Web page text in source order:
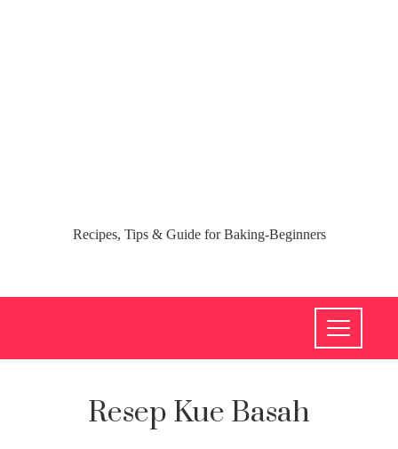
Recipes, Tips & Guide for Baking-Beginners
Resep Kue Basah